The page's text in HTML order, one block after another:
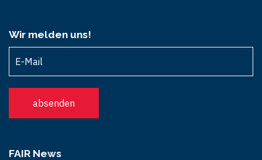
Wir melden uns!
FAIR News